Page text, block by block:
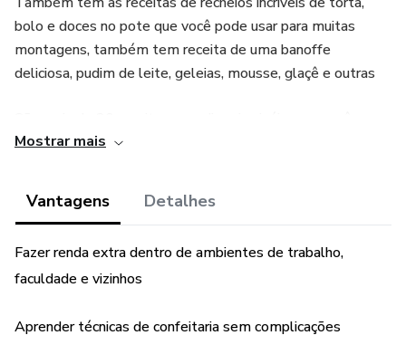
bolo e doces no pote que você pode usar para muitas
montagens, também tem receita de uma banoffe
deliciosa, pudim de leite, geleias, mousse, glaçê e outras
vender e faturar um bom dinheiro, tem manual de
delicioso.
Vale a pena ter esse e-Book
Mostrar mais
Vantagens Detalhes
Fazer renda extra dentro de ambientes de trabalho,
faculdade e vizinhos
Aprender técnicas de confeitaria sem complicações